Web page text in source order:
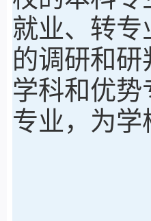
就业、转
的调研和
学科和优
专业，为学